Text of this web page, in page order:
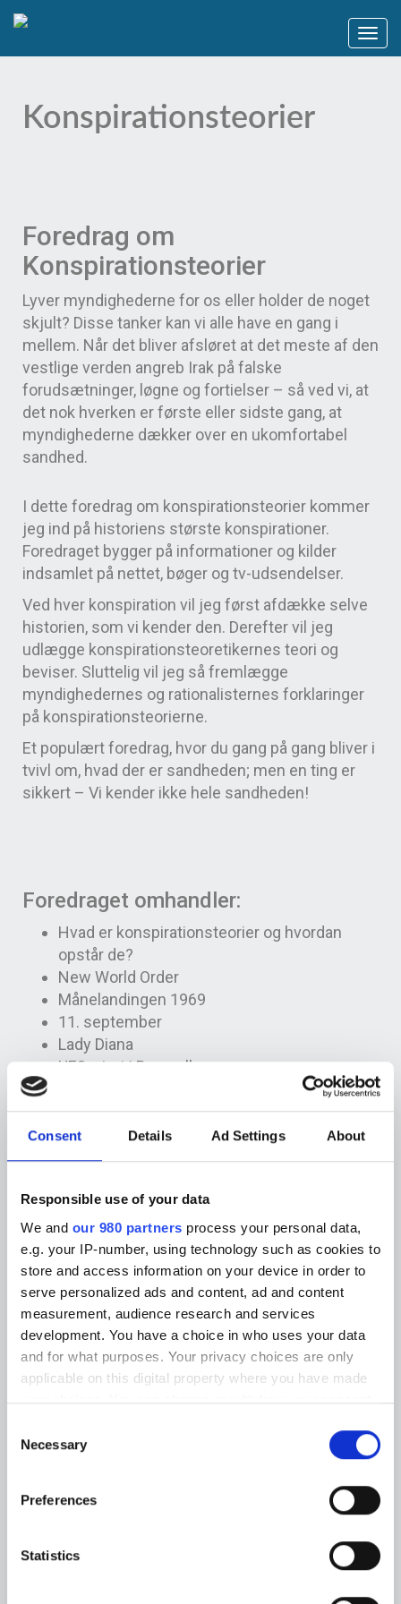
Consent Details Ad Settings About
Responsible use of your data
We and our 980 partners process your personal data,
e.g. your IP-number, using technology such as cookies to
store and access information on your device in order to
serve personalized ads and content, ad and content
measurement, audience research and services
development. You have a choice in who uses your data
and for what purposes. Your privacy choices are only
applicable on this digital property where you have made
your choices. You can change or withdraw your consent
the Privacy trigger icon.
Find out more about how your personal data is processed
and set your preferences in the
We use cookies to personalise content and ads, to
provide social media features and to analyse our traffic.
Selection
Necessary
Preferences
Statistics
Konspirationsteorier
Foredrag om
Konspirationsteorier
Lyver myndighederne for os eller holder de noget
skjult? Disse tanker kan vi alle have en gang i
mellem. Når det bliver afsløret at det meste af den
vestlige verden angreb Irak på falske
forudsætninger, løgne og fortielser – så ved vi, at
det nok hverken er første eller sidste gang, at
myndighederne dækker over en ukomfortabel
sandhed.
I dette foredrag om konspirationsteorier kommer
jeg ind på historiens største konspirationer.
Foredraget bygger på informationer og kilder
indsamlet på nettet, bøger og tv-udsendelser.
Ved hver konspiration vil jeg først afdække selve
historien, som vi kender den. Derefter vil jeg
udlægge konspirationsteoretikernes teori og
beviser. Sluttelig vil jeg så fremlægge
myndighedernes og rationalisternes forklaringer
på konspirationsteorierne.
Et populært foredrag, hvor du gang på gang bliver i
tvivl om, hvad der er sandheden; men en ting er
sikkert – Vi kender ikke hele sandheden!
Foredraget omhandler:
Hvad er konspirationsteorier og hvordan
opstår de?
New World Order
Månelandingen 1969
11. september
Lady Diana
UFO-styrt i Roswell
Varighed:Ca. 2 timer inkl. 15 min. pause.
Målgruppe:Foreninger, seniorklubber, firmaer ol.
Honorar:4.000 kr. inkl. transport på Sjælland.
(Transporttillæg: Øerne kr. 500,- | Fyn kr. 1.000,- |
Jylland kr. 1.500,- )
Send en uforpligtende forespørgsel
eller ring nu: Tlf: 25 78 90 22.
på store personligheder